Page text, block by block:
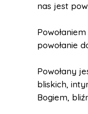
nas jest
powołanie
Powołany
bliskich,
Bogiem,